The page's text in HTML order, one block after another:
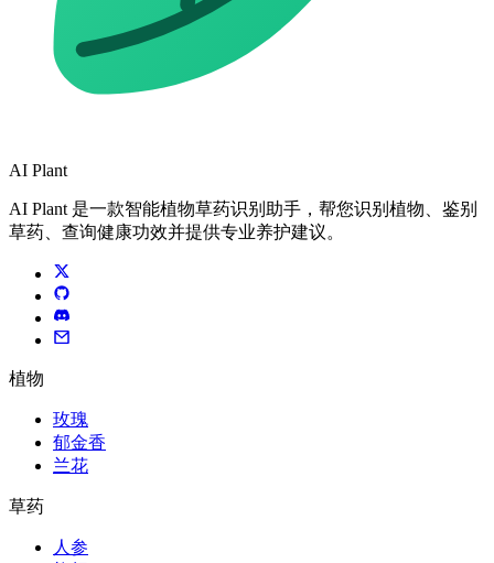
AI Plant
AI Plant 是一款智能植物草药识别助手，帮您识别植物、鉴别
草药、查询健康功效并提供专业养护建议。
植物
玫瑰
郁金香
兰花
草药
人参